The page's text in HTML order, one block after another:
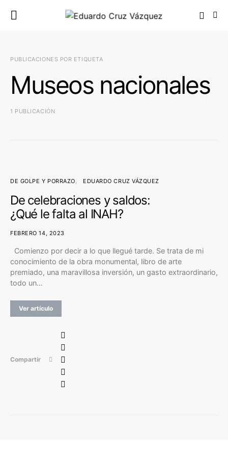
PUBLICACIONES POR ETIQUETA
Museos nacionales
1 PUBLICACIÓN
DE GOLPE Y PORRAZO EDUARDO CRUZ VÁZQUEZ
De celebraciones y saldos:
¿Qué le falta al INAH?
FEBRERO 14, 2023
Comienzo por decir a lo que llegué tarde. Se trata de mi
conocimiento de la obra monumental, libro de arte
premiado, una maravillosa inversión, un gasto extraordinario,
todo un…
Ver artículo
Compartir